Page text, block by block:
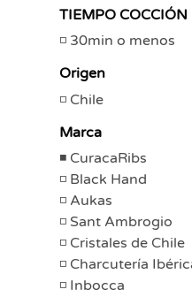
TIEMPO COCCIÓN
30min o menos
Origen
Chile
Marca
CuracaRibs
Black Hand
Aukas
Sant Ambrogio
Cristales de Chile
Charcutería
Inbocca